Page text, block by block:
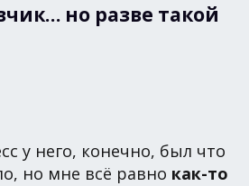
но разве такой
у него, конечно, был что
но мне всё равно как-то